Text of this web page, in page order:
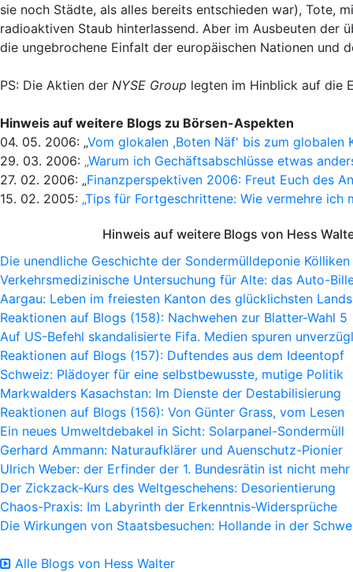
sie noch Städte, als alles bereits entschieden war), Tote,
radioaktiven Staub hinterlassend. Aber im Ausbeuten der
die ungebrochene Einfalt der europäischen Nationen und
PS: Die Aktien der NYSE Group legten im Hinblick auf die
Hinweis auf weitere Blogs zu Börsen-Aspekten
04. 05. 2006: „Vom glokalen ,Boten Näf' bis zum globalen
29. 03. 2006: „Warum ich Gechäftsabschlüsse etwas
27. 02. 2006: „Finanzperspektiven 2006: Freut Euch des
15. 02. 2005: „Tips für Fortgeschrittene: Wie vermehre ich
Hinweis auf weitere Blogs von Hess
Die unendliche Geschichte der Sondermülldeponie Kölliken
Verkehrsmedizinische Untersuchung für Alte: das Auto-
Aargau: Leben im freiesten Kanton des glücklichsten Lands
Reaktionen auf Blogs (158): Nachwehen zur Blatter-Wahl 5
Auf US-Befehl skandalisierte Fifa. Medien spuren
Reaktionen auf Blogs (157): Duftendes aus dem Ideentopf
Schweiz: Plädoyer für eine selbstbewusste, mutige Politik
Markwalders Kasachstan: Im Dienste der Destabilisierung
Reaktionen auf Blogs (156): Von Günter Grass, vom Lesen
Ein neues Umweltdebakel in Sicht: Solarpanel-Sondermüll
Gerhard Ammann: Naturaufklärer und Auenschutz-Pionier
Ulrich Weber: der Erfinder der 1. Bundesrätin ist nicht mehr
Der Zickzack-Kurs des Weltgeschehens: Desorientierung
Chaos-Praxis: Im Labyrinth der Erkenntnis-Widersprüche
Die Wirkungen von Staatsbesuchen: Hollande in der
Alle Blogs von Hess Walter